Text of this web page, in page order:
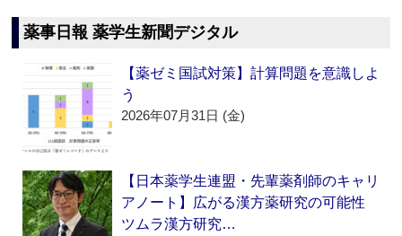
薬事日報 薬学生新聞デジタル
【薬ゼミ国試対策】計算問題を意識しよ
う
2026年07月31日 (金)
【日本薬学生連盟・先輩薬剤師のキャリ
アノート】広がる漢方薬研究の可能性
ツムラ漢方研究…